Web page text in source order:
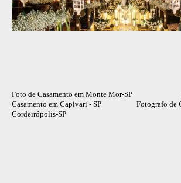
Foto de Casamento em Monte Mor-SP
Casamento em Capivari - SP Fotografo de
Cordeirópolis-SP